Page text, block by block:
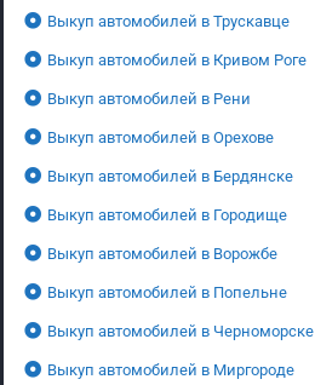
Выкуп автомобилей в Трускавце
Выкуп автомобилей в Кривом Роге
Выкуп автомобилей в Рени
Выкуп автомобилей в Орехове
Выкуп автомобилей в Бердянске
Выкуп автомобилей в Городище
Выкуп автомобилей в Ворожбе
Выкуп автомобилей в Попельне
Выкуп автомобилей в Черноморске
Выкуп автомобилей в Миргороде